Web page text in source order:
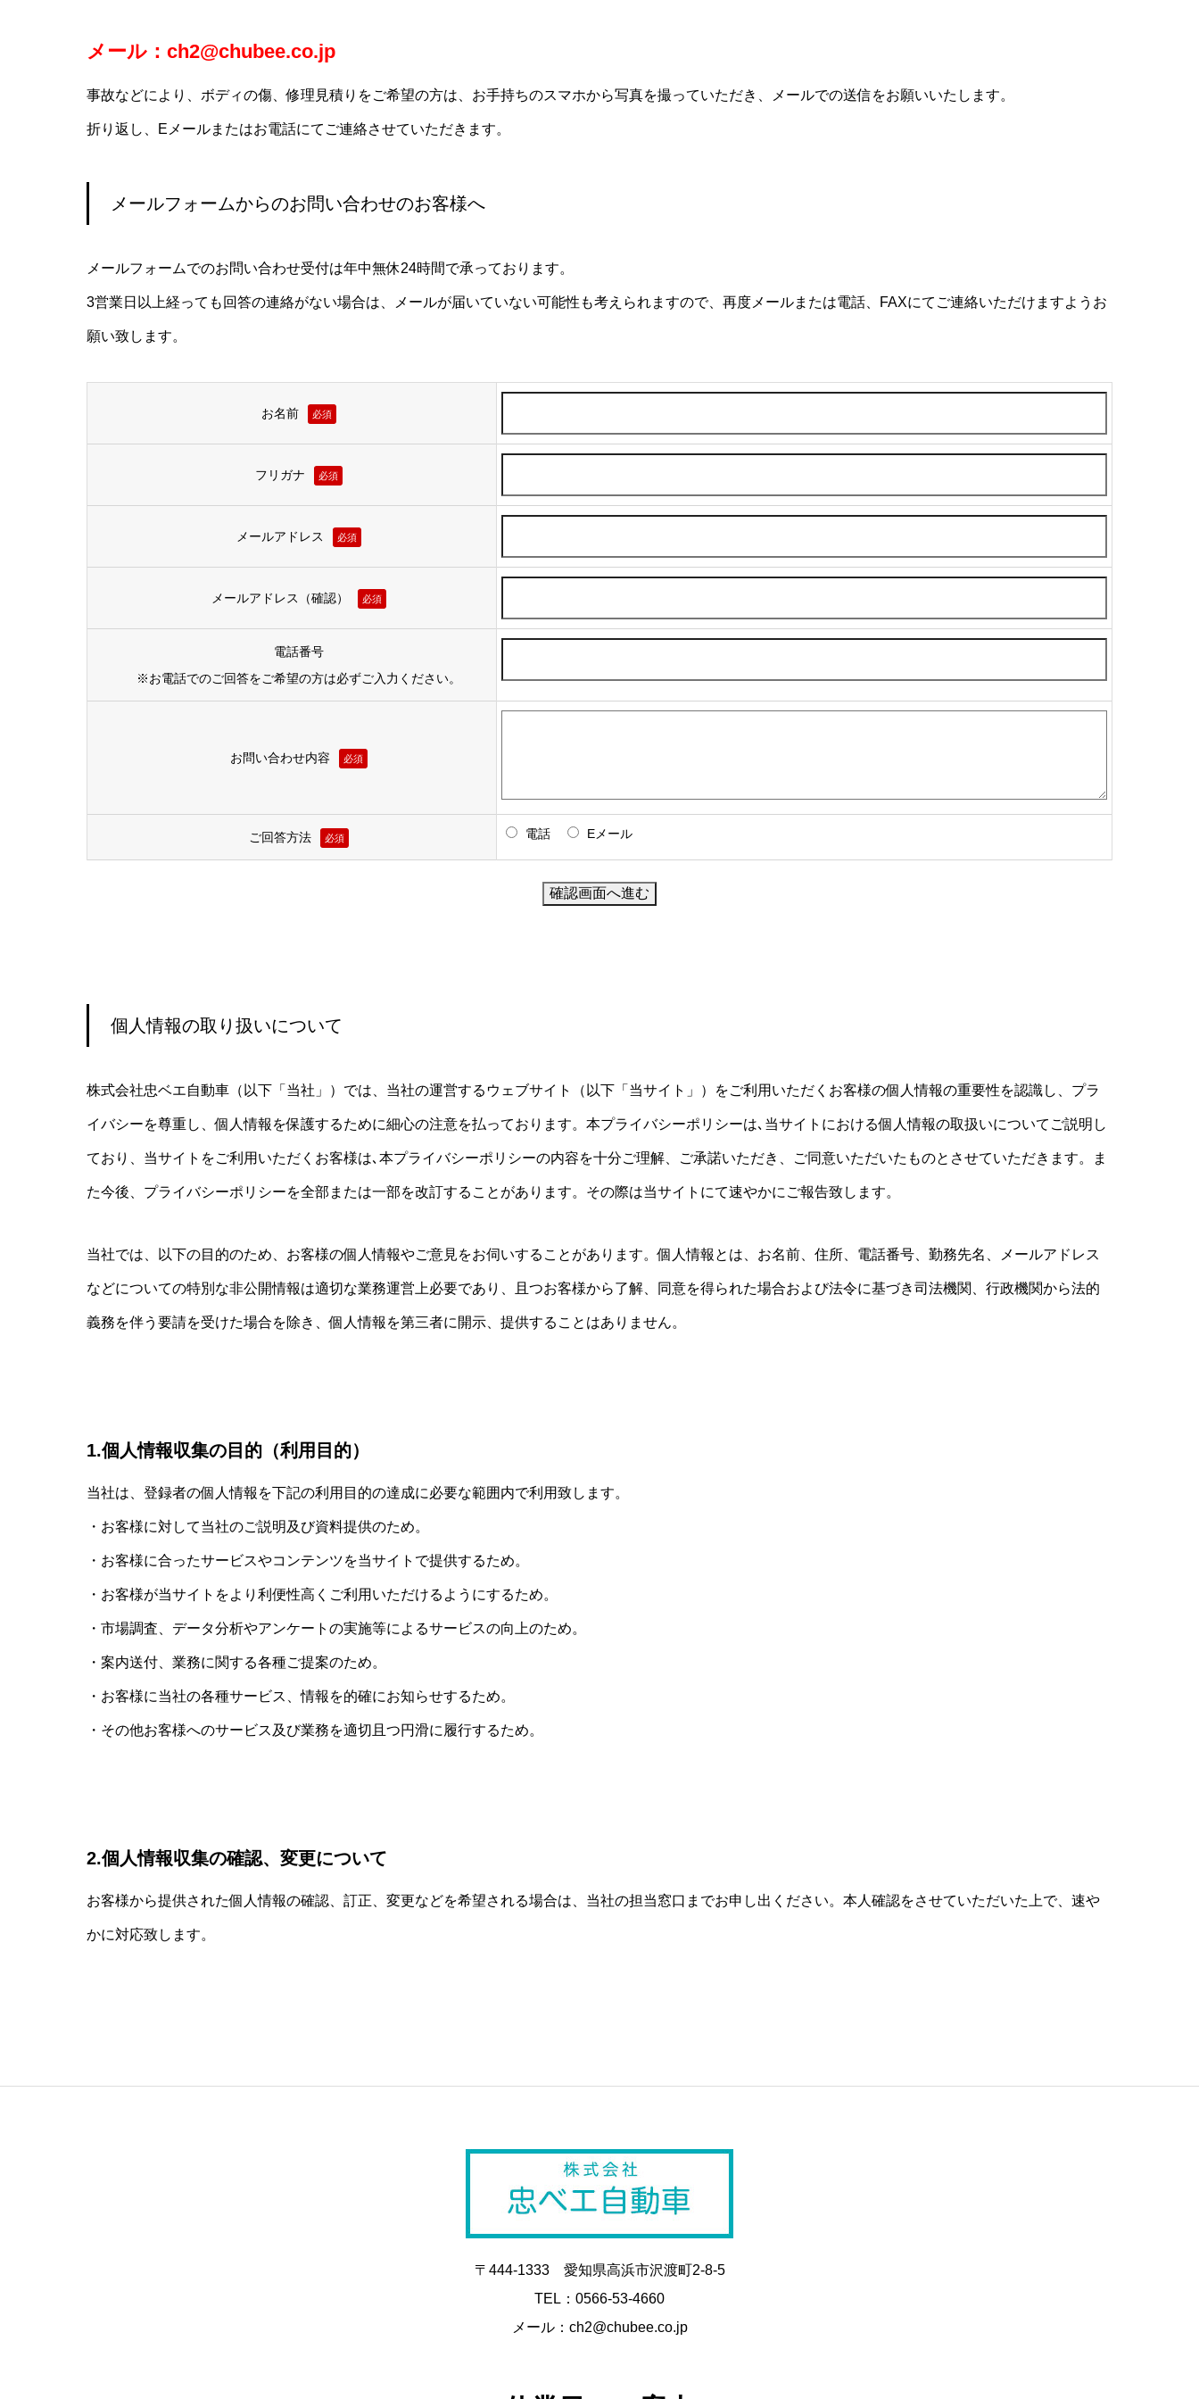
メール：ch2@chubee.co.jp
事故などにより、ボディの傷、修理見積りをご希望の方は、お手持ちのスマホから写真を撮っていただき、メールでの送信をお願いいたします。
折り返し、Eメールまたはお電話にてご連絡させていただきます。
メールフォームからのお問い合わせのお客様へ
メールフォームでのお問い合わせ受付は年中無休24時間で承っております。
3営業日以上経っても回答の連絡がない場合は、メールが届いていない可能性も考えられますので、再度メールまたは電話、FAXにてご連絡いただけますようお
願い致します。
お名前 必須
フリガナ 必須
メールアドレス 必須
メールアドレス（確認） 必須
電話番号
※お電話でのご回答をご希望の方は必ずご入力ください。
お問い合わせ内容 必須
ご回答方法 必須 電話 Eメール
個人情報の取り扱いについて
株式会社忠ベエ自動車（以下「当社」）では、当社の運営するウェブサイト（以下「当サイト」）をご利用いただくお客様の個人情報の重要性を認識し、プラ
イバシーを尊重し、個人情報を保護するために細心の注意を払っております。本プライバシーポリシーは､当サイトにおける個人情報の取扱いについてご説明し
ており、当サイトをご利用いただくお客様は､本プライバシーポリシーの内容を十分ご理解、ご承諾いただき、ご同意いただいたものとさせていただきます。ま
た今後、プライバシーポリシーを全部または一部を改訂することがあります。その際は当サイトにて速やかにご報告致します。
当社では、以下の目的のため、お客様の個人情報やご意見をお伺いすることがあります。個人情報とは、お名前、住所、電話番号、勤務先名、メールアドレス
などについての特別な非公開情報は適切な業務運営上必要であり、且つお客様から了解、同意を得られた場合および法令に基づき司法機関、行政機関から法的
義務を伴う要請を受けた場合を除き、個人情報を第三者に開示、提供することはありません。
1.個人情報収集の目的（利用目的）
当社は、登録者の個人情報を下記の利用目的の達成に必要な範囲内で利用致します。
・お客様に対して当社のご説明及び資料提供のため。
・お客様に合ったサービスやコンテンツを当サイトで提供するため。
・お客様が当サイトをより利便性高くご利用いただけるようにするため。
・市場調査、データ分析やアンケートの実施等によるサービスの向上のため。
・案内送付、業務に関する各種ご提案のため。
・お客様に当社の各種サービス、情報を的確にお知らせするため。
・その他お客様へのサービス及び業務を適切且つ円滑に履行するため。
2.個人情報収集の確認、変更について
お客様から提供された個人情報の確認、訂正、変更などを希望される場合は、当社の担当窓口までお申し出ください。本人確認をさせていただいた上で、速や
かに対応致します。
〒444-1333 愛知県高浜市沢渡町2-8-5
TEL：0566-53-4660
メール：ch2@chubee.co.jp